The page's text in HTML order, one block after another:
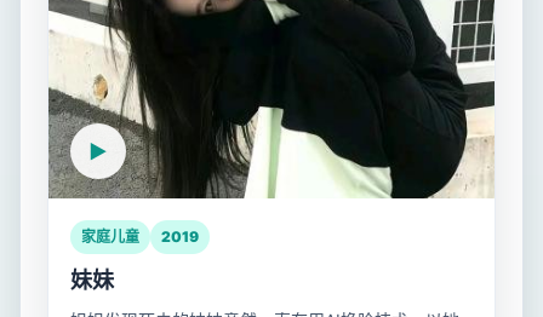
家庭儿童 2019
妹妹